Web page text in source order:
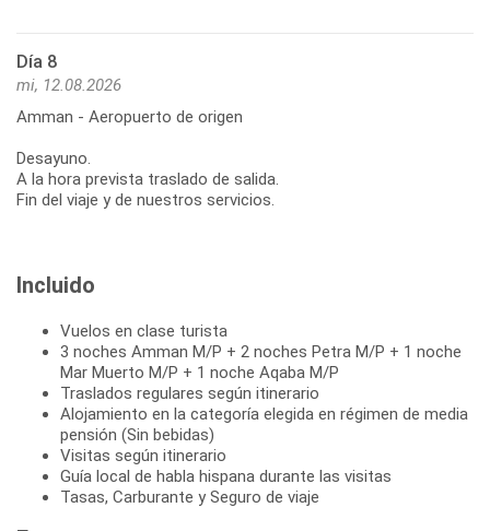
Día 8
mi, 12.08.2026
Amman - Aeropuerto de origen
Desayuno.
A la hora prevista traslado de salida.
Fin del viaje y de nuestros servicios.
Incluido
Vuelos en clase turista
3 noches Amman M/P + 2 noches Petra M/P + 1 noche
Mar Muerto M/P + 1 noche Aqaba M/P
Traslados regulares según itinerario
Alojamiento en la categoría elegida en régimen de media
pensión (Sin bebidas)
Visitas según itinerario
Guía local de habla hispana durante las visitas
Tasas, Carburante y Seguro de viaje